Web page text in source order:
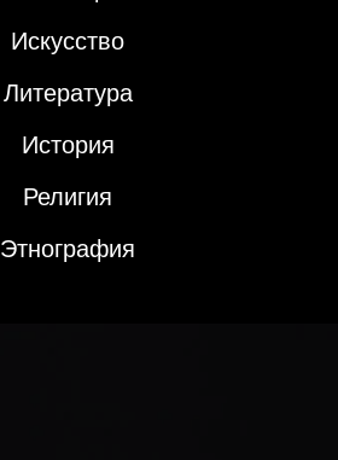
Искусство
Литература
История
Религия
Этнография